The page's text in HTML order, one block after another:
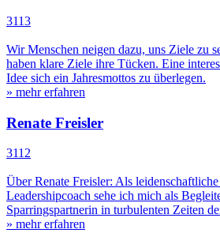
3113
Wir Menschen neigen dazu, uns Ziele zu
haben klare Ziele ihre Tücken. Eine
Idee sich ein Jahresmottos zu überlegen.
» mehr erfahren
Renate Freisler
3112
Über Renate Freisler: Als
Leadershipcoach sehe ich mich als
Sparringspartnerin in turbulenten Zeiten
» mehr erfahren